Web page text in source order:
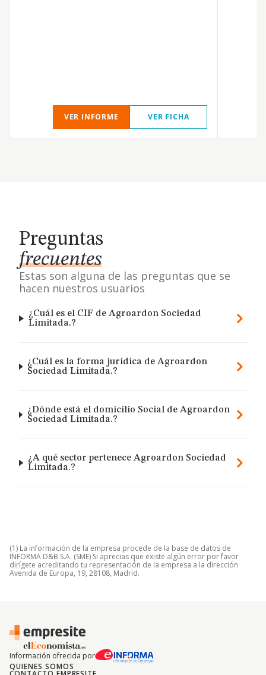
VER INFORME VER FICHA
Preguntas
frecuentes
Estas son alguna de las preguntas que se
hacen nuestros usuarios
¿Cuál es el CIF de Agroardon Sociedad
Limitada.?
¿Cuál es la forma jurídica de Agroardon
Sociedad Limitada.?
¿Dónde está el domicilio Social de Agroardon
Sociedad Limitada.?
¿A qué sector pertenece Agroardon Sociedad
Limitada.?
(1) La información de la empresa procede de la base de datos de
INFORMA D&B S.A. (SME) Si aprecias que existe algún error por favor
dirígete acreditando tu representación de la empresa a la dirección
Avenida de Europa, 19, 28108, Madrid.
Información ofrecida por
QUIENES SOMOS